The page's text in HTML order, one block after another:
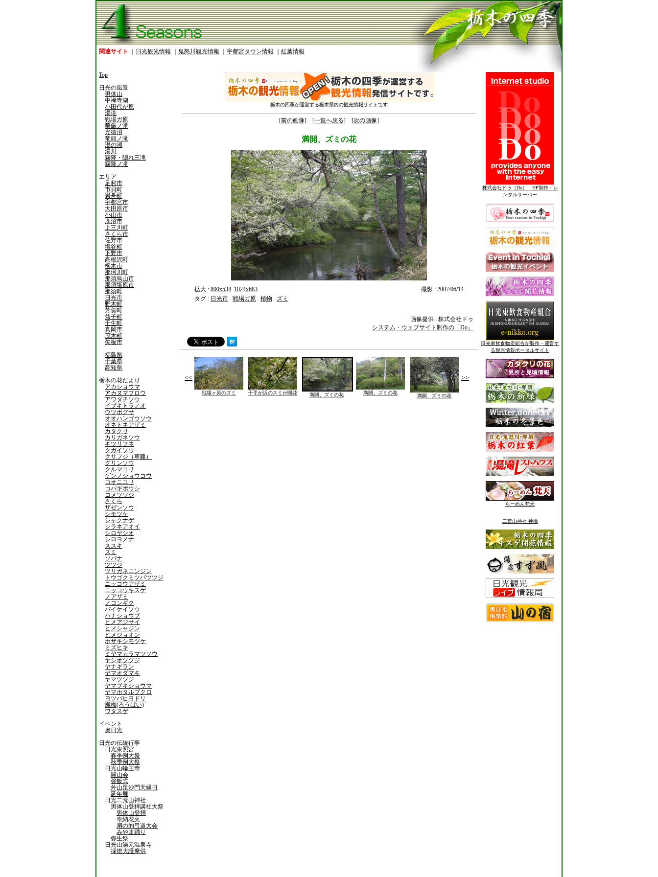
関連サイト 日光観光情報 鬼怒川観光情報 宇都宮タウン情報 紅葉情報
Top
日光の風景
男体山
中禅寺湖
小田代が原
湯滝
戦場ガ原
華厳ノ滝
光徳沼
竜頭ノ滝
湯の湖
湯川
霧降・隠れ三滝
霧降ノ滝
エリア
足利市
市貝町
岩舟町
宇都宮市
大田原市
小山市
鹿沼市
上三川町
さくら市
佐野市
塩谷町
下野市
高根沢町
栃木市
那珂川町
那須烏山市
那須塩原市
那須町
日光市
野木町
芳賀町
益子町
壬生町
真岡市
茂木町
矢板市
福島県
千葉県
高知県
栃木の花だより
アカショウマ
アカヌマフロウ
アワダチソウ
イブキトラノオ
ウツボグサ
オオハンゴウソウ
オネトネアザミ
カタクリ
カリガネソウ
キツリフネ
クガイソウ
クサフジ（草藤）
クリンソウ
クルマユリ
ゲンノショウコウ
コオニユリ
コバギボウシ
コメツツジ
さくら
ザゼンソウ
シモツケ
シャクナゲ
シラネアオイ
シロヤシオ
シロヨメナ
ススキ
ズミ
ソバナ
ツツジ
ツリガネニンジン
トウゴクミツバツツジ
ニッコウアザミ
ニッコウキスゲ
ノアザミ
ノコンギク
バイケイソウ
ハナショウブ
ヒメアジサイ
ヒメシャジン
ヒメジョオン
ホザキシモツケ
ミズヒキ
ミヤマカラマツソウ
ヤシオツツジ
ヤナギラン
ヤマオダマキ
ヤマツツジ
ヤマブキショウマ
ヤマホタルブクロ
ヨツバヒヨドリ
蝋梅(ろうばい)
ワタスゲ
イベント
奥日光
日光の伝統行事
日光東照宮
春季例大祭
秋季例大祭
日光山輪王寺
開山会
強飯式
外山毘沙門天縁日
延年舞
日光二荒山神社
男体山登拝講社大祭
男体山登拝
奉納花火
扇の的弓道大会
みやま踊り
弥生祭
日光山湯元温泉寺
採燈大護摩供
栃木の四季が運営する栃木県内の観光情報サイトです
[前の画像] [一覧へ戻る] [次の画像]
満開、ズミの花
拡大 : 800x534 1024x683
撮影 : 2007/06/14
タグ : 日光市 戦場ガ原 植物 ズミ
画像提供 : 株式会社ドゥ
システム・ウェブサイト制作の「Do」
<<
戦場ヶ原のズミ 千手が浜のスミが開花 満開、ズミの花 満開、ズミの花
満開、ズミの花
>>
株式会社ドゥ（Do） HP制作・レ
ンタルサーバー
日光東飲食物産組合が製作・運営す
る観光情報ポータルサイト
らーめん梵天
二荒山神社 神橋